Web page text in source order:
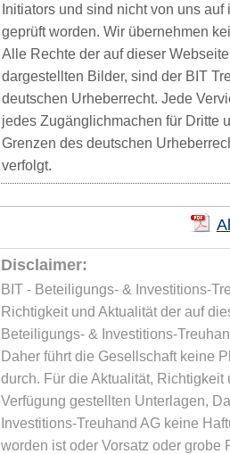
Initiators und sind nicht von uns
geprüft worden. Wir übernehmen
Alle Rechte der auf dieser
dargestellten Bilder, sind der BIT
deutschen Urheberrecht. Jede
jedes Zugänglichmachen für Dritte
Grenzen des deutschen
verfolgt.
Disclaimer:
BIT - Beteiligungs- & Investitions-
Richtigkeit und Aktualität der auf
Beteiligungs- & Investitions-
Daher führt die Gesellschaft keine
durch. Für die Aktualität,
Verfügung gestellten Unterlagen,
Investitions-Treuhand AG keine
worden ist oder Vorsatz oder